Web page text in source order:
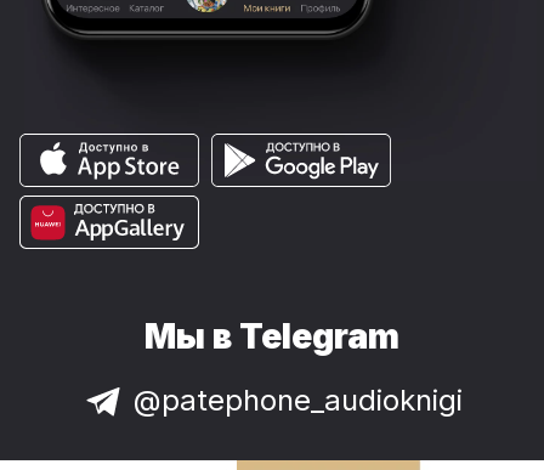
Мы в Telegram
@patephone_audioknigi